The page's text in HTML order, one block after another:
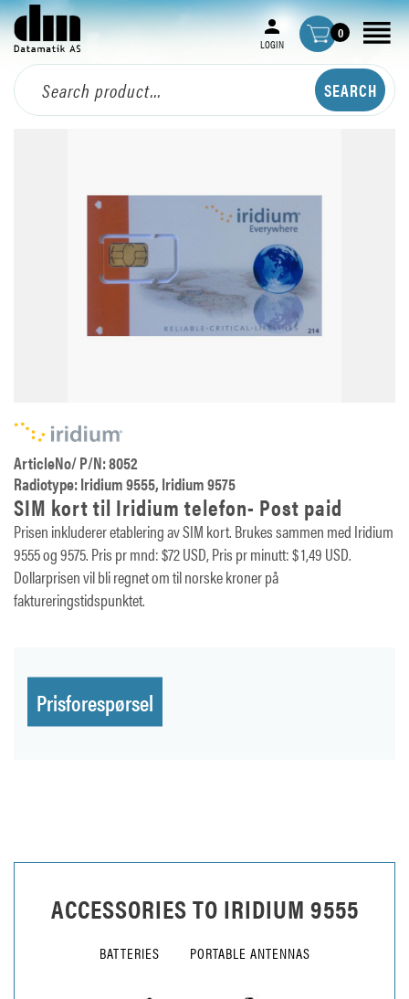
LOGIN
0
ArticleNo/ P/N: 8052
Radiotype: Iridium 9555, Iridium 9575
SIM kort til Iridium telefon- Post paid
Prisen inkluderer etablering av SIM kort. Brukes sammen med Iridium
9555 og 9575. Pris pr mnd: $72 USD, Pris pr minutt: $ 1,49 USD.
Dollarprisen vil bli regnet om til norske kroner på
faktureringstidspunktet.
Prisforespørsel
ACCESSORIES TO IRIDIUM 9555
BATTERIES PORTABLE ANTENNAS